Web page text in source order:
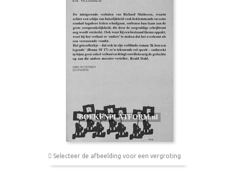
Selecteer de afbeelding voor een vergroting